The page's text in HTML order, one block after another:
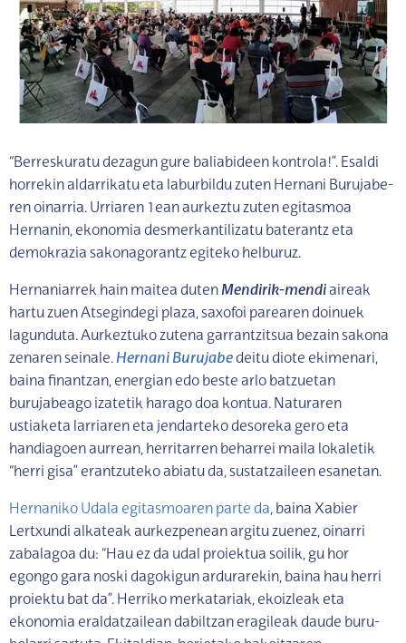
“Berreskuratu dezagun gure baliabideen kontrola!”. Esaldi
horrekin aldarrikatu eta laburbildu zuten Hernani Burujabe-
ren oinarria. Urriaren 1ean aurkeztu zuten egitasmoa
Hernanin, ekonomia desmerkantilizatu baterantz eta
demokrazia sakonagorantz egiteko helburuz.
Hernaniarrek hain maitea duten Mendirik-mendi aireak
hartu zuen Atsegindegi plaza, saxofoi parearen doinuek
lagunduta. Aurkeztuko zutena garrantzitsua bezain sakona
zenaren seinale.Hernani Burujabe deitu diote ekimenari,
baina finantzan, energian edo beste arlo batzuetan
burujabeago izatetik harago doa kontua. Naturaren
ustiaketa larriaren eta jendarteko desoreka gero eta
handiagoen aurrean, herritarren beharrei maila lokaletik
“herri gisa” erantzuteko abiatu da, sustatzaileen esanetan.
Hernaniko Udala egitasmoaren parte da, baina Xabier
Lertxundi alkateak aurkezpenean argitu zuenez, oinarri
zabalagoa du: “Hau ez da udal proiektua soilik, gu hor
egongo gara noski dagokigun ardurarekin, baina hau herri
proiektu bat da”. Herriko merkatariak, ekoizleak eta
ekonomia eraldatzailean dabiltzan eragileak daude buru-